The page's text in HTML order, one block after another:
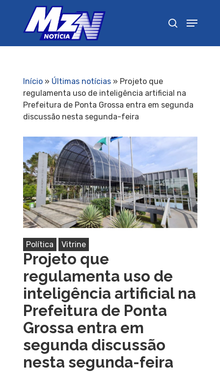
Início» Últimas notícias» Projeto que
regulamenta uso de inteligência artificial na
Prefeitura de Ponta Grossa entra em segunda
discussão nesta segunda-feira
Política Vitrine
Projeto que
regulamenta uso de
inteligência artificial na
Prefeitura de Ponta
Grossa entra em
segunda discussão
nesta segunda-feira